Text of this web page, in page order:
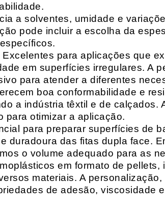
a solventes, umidade e
pode incluir a escolha da
Excelentes para aplicações que
em superfícies irregulares. A
para atender a diferentes
boa conformabilidade e
a indústria têxtil e de calçados.
para otimizar a aplicação.
para preparar superfícies de
duradoura das fitas dupla face.
o volume adequado para as
em formato de pellets,
materiais. A
de adesão, viscosidade